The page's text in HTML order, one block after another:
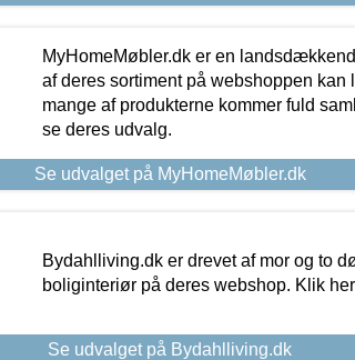
MyHomeMøbler.dk er en
af deres sortiment på webshoppen kan
mange af produkterne kommer fuld
se deres udvalg.
Se udvalget på MyHomeMøbler.dk
Bydahlliving.dk er drevet af mor og to
boliginteriør på deres webshop. Klik
Se udvalget på Bydahlliving.dk